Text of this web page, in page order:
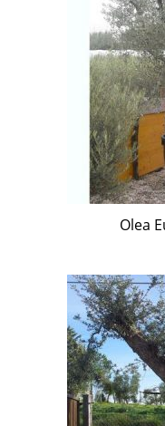
Olea